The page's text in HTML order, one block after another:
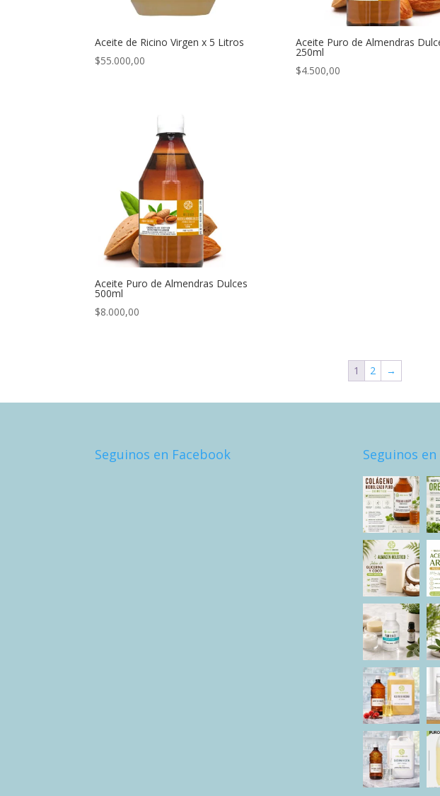
Aceite de Ricino Virgen x 5 Litros
$55.000,00
Aceite Puro de Almendras
250ml
$4.500,00
Aceite Puro de Almendras Dulces
500ml
$8.000,00
1 2 →
Seguinos en Facebook Seguinos